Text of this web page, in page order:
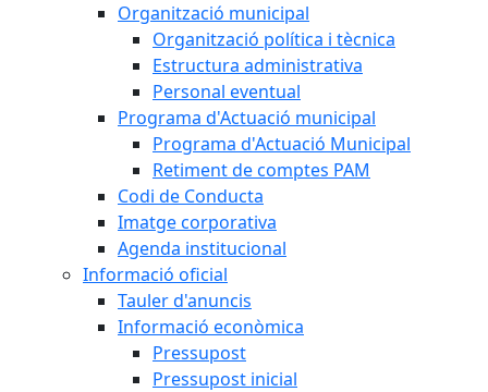
Organització municipal
Organització política i tècnica
Estructura administrativa
Personal eventual
Programa d'Actuació municipal
Programa d'Actuació Municipal
Retiment de comptes PAM
Codi de Conducta
Imatge corporativa
Agenda institucional
Informació oficial
Tauler d'anuncis
Informació econòmica
Pressupost
Pressupost inicial